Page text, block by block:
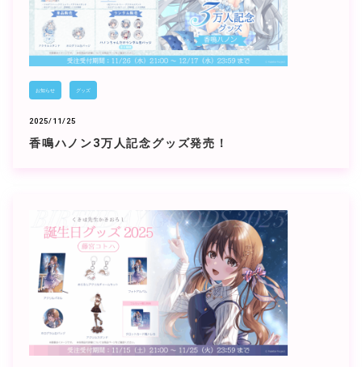
お知らせ グッズ
2025/11/25
香鳴ハノン3万人記念グッズ発売！